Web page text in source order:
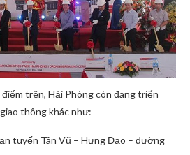
trên, Hải Phòng còn đang triển
thông khác như:
tuyến Tân Vũ – Hưng Đạo – đường